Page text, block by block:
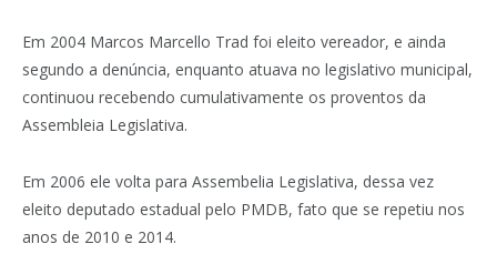
Em 2004 Marcos Marcello Trad foi eleito vereador, e ainda
segundo a denúncia, enquanto atuava no legislativo municipal,
continuou recebendo cumulativamente os proventos da
Assembleia Legislativa.
Em 2006 ele volta para Assembelia Legislativa, dessa vez
eleito deputado estadual pelo PMDB, fato que se repetiu nos
anos de 2010 e 2014.